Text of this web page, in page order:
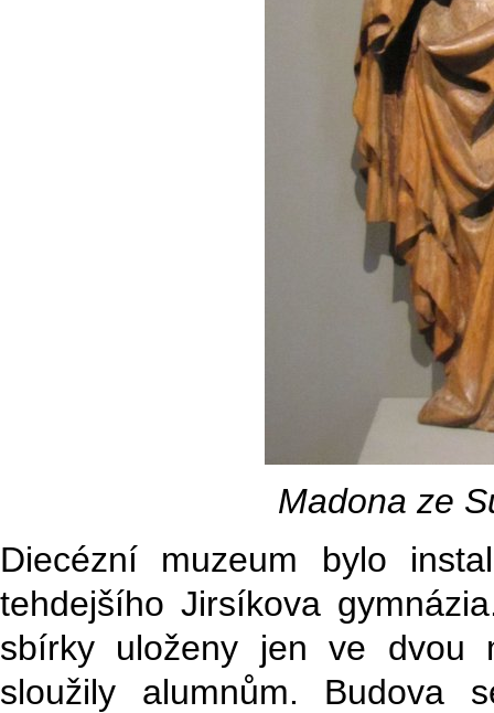
Madona ze
Diecézní muzeum bylo
tehdejšího Jirsíkova
sbírky uloženy jen ve dvou
sloužily alumnům. Budova